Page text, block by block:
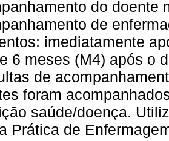
do doente
de
imediatamente
6 meses (M4) após o
de
foram
saúde/doença.
Prática de